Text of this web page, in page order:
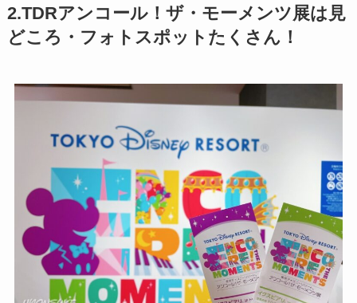
2.TDRアンコール！ザ・モーメンツ展は見
どころ・フォトスポットたくさん！